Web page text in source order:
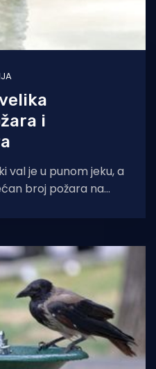
i
val je u punom jeku, a
broj požara na